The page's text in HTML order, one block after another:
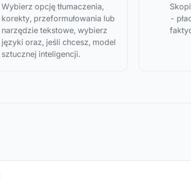
Wybierz opcję tłumaczenia,
korekty, przeformułowania lub
narzędzie tekstowe, wybierz
języki oraz, jeśli chcesz, model
sztucznej inteligencji.
-